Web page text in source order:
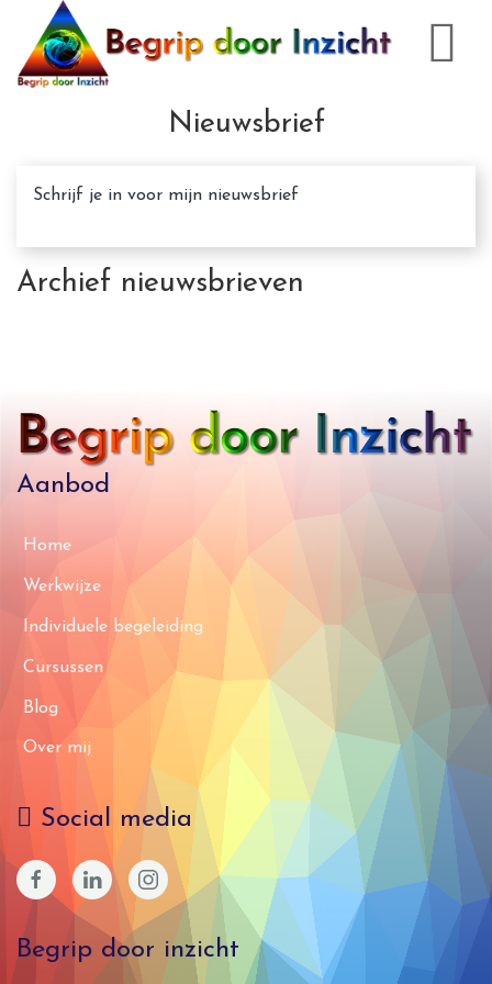
Nieuwsbrief
Schrijf je in voor mijn nieuwsbrief
Archief nieuwsbrieven
Aanbod
Home
Werkwijze
Individuele begeleiding
Cursussen
Blog
Over mij
Social media
Begrip door inzicht